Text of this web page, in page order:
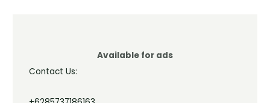
Available for ads
Contact Us: